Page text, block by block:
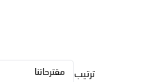
ترتيب